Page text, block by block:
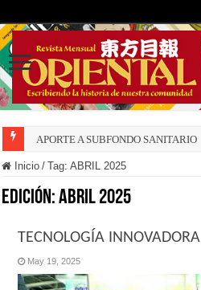
APORTE A SUBFONDO SANITARIO
DECRECE NATALIDAD INSULAR
Inicio / Tag:ABRIL 2025
Edición:ABRIL 2025
TECNOLOGÍA INNOVADORA
May 19, 2025